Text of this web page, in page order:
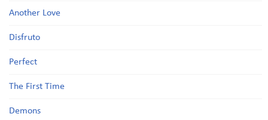
Another Love
Disfruto
Perfect
The First Time
Demons